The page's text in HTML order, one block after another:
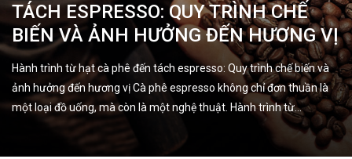
TÁCH ESPRESSO: QUY TRÌNH CHẾ
BIẾN VÀ ẢNH HƯỞNG ĐẾN HƯƠNG VỊ
Hành trình từ hạt cà phê đến tách espresso: Quy trình chế biến và
ảnh hưởng đến hương vị Cà phê espresso không chỉ đơn thuần là
một loại đồ uống, mà còn là một nghệ thuật. Hành trình từ…